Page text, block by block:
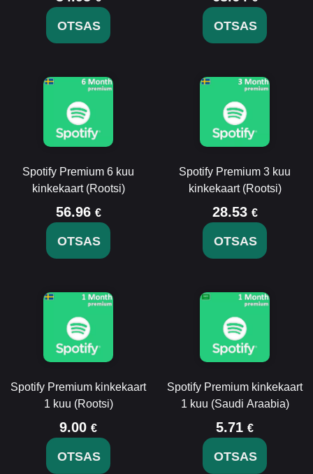
OTSAS OTSAS
Spotify Premium 6 kuu
kinkekaart (Rootsi)
56.96 €
OTSAS
Spotify Premium 3 kuu
kinkekaart (Rootsi)
28.53 €
OTSAS
Spotify Premium kinkekaart
1 kuu (Rootsi)
9.00 €
OTSAS
Spotify Premium kinkekaart
1 kuu (Saudi Araabia)
5.71 €
OTSAS